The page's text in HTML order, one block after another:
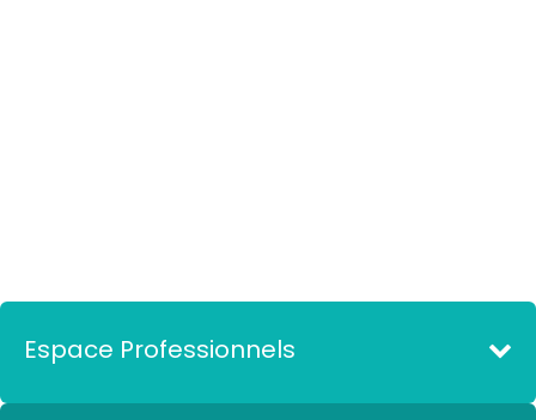
Espace Professionnels